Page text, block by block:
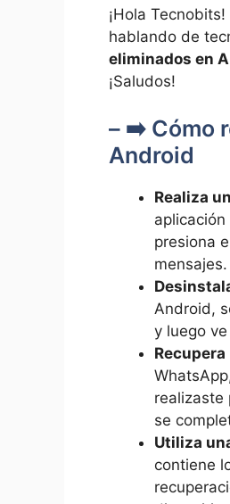
¡Hola
hablando de
eliminados en
¡Saludos!
– ➡️ Cómo
Android
Realiza
presiona
mensajes.
Android,
y luego
realizaste
se
Utiliza
contiene